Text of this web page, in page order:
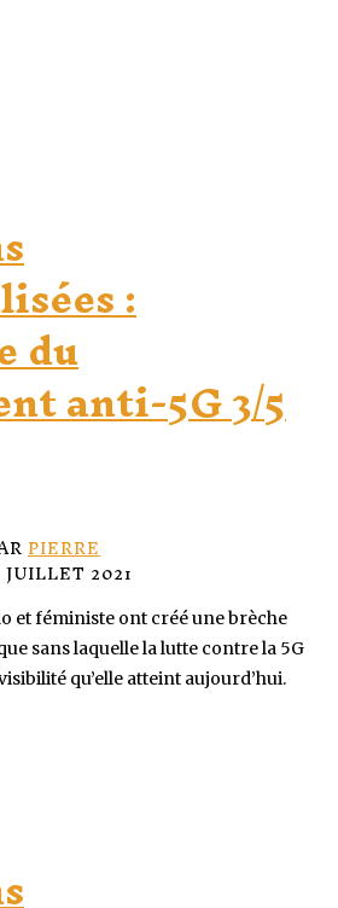
:
du
anti-5G 3/5
PIERRE
2021
et féministe ont créé une brèche
sans laquelle la lutte contre la 5G
qu’elle atteint aujourd’hui.